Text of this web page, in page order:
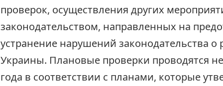
проверок, осуществления других
законодательством, направленных на
устранение нарушений законодательства о
Украины. Плановые проверки проводятся
года в соответствии с планами, которые